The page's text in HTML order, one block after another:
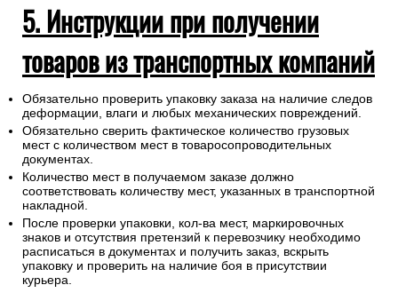
5. Инструкции при получении
товаров из транспортных компаний
Обязательно проверить упаковку заказа на наличие следов
деформации, влаги и любых механических повреждений.
Обязательно сверить фактическое количество грузовых
мест с количеством мест в товаросопроводительных
документах.
Количество мест в получаемом заказе должно
соответствовать количеству мест, указанных в транспортной
накладной.
После проверки упаковки, кол-ва мест, маркировочных
знаков и отсутствия претензий к перевозчику необходимо
расписаться в документах и получить заказ, вскрыть
упаковку и проверить на наличие боя в присутствии
курьера.